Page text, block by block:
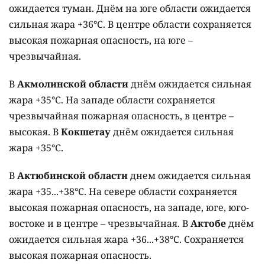
ожидается туман. Днём на юге области ожидается
сильная жара +36°C. В центре области сохраняется
высокая пожарная опасность, на юге –
чрезвычайная.
ВАкмолинской областиднём ожидается сильная
жара +35°C. На западе области сохраняется
чрезвычайная пожарная опасность, в центре –
высокая. ВКокшетауднём ожидается сильная
жара +35°C.
ВАктюбинской областиднем ожидается сильная
жара +35...+38°C. На севере области сохраняется
высокая пожарная опасность, на западе, юге, юго-
востоке и в центре – чрезвычайная. ВАктобеднём
ожидается сильная жара +36...+38°C. Сохраняется
высокая пожарная опасность.